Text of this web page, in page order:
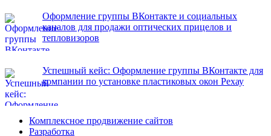
Оформление группы ВКонтакте и социальных
каналов для продажи оптических прицелов и
тепловизоров
Успешный кейс: Оформление группы ВКонтакте для
компании по установке пластиковых окон Рехау
Комплексное продвижение сайтов
Разработка